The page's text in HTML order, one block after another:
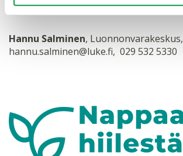
jari.hynynen@luke.fi, 029 532 2350
Hannu Salminen, Luonnonvarakeskus,
hannu.salminen@luke.fi, 029 532 5330